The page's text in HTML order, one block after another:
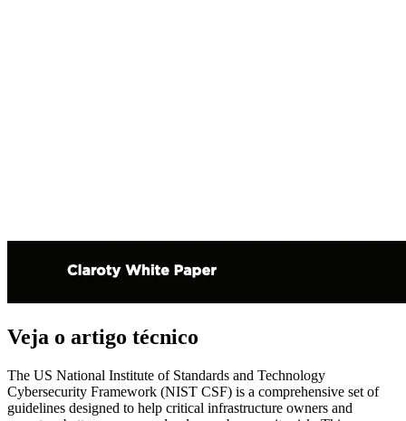
Veja o artigo técnico
The US National Institute of Standards and Technology
Cybersecurity Framework (NIST CSF) is a comprehensive set of
guidelines designed to help critical infrastructure owners and